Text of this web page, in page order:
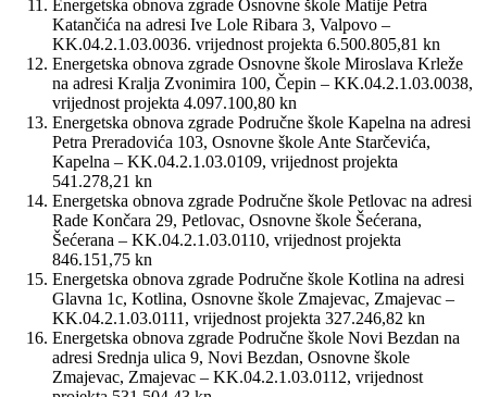
Energetska obnova zgrade Osnovne škole Matije Petra
Katančića na adresi Ive Lole Ribara 3, Valpovo –
KK.04.2.1.03.0036. vrijednost projekta 6.500.805,81 kn
Energetska obnova zgrade Osnovne škole Miroslava Krleže
na adresi Kralja Zvonimira 100, Čepin – KK.04.2.1.03.0038,
vrijednost projekta 4.097.100,80 kn
Energetska obnova zgrade Područne škole Kapelna na adresi
Petra Preradovića 103, Osnovne škole Ante Starčevića,
Kapelna – KK.04.2.1.03.0109, vrijednost projekta
541.278,21 kn
Energetska obnova zgrade Područne škole Petlovac na adresi
Rade Končara 29, Petlovac, Osnovne škole Šećerana,
Šećerana – KK.04.2.1.03.0110, vrijednost projekta
846.151,75 kn
Energetska obnova zgrade Područne škole Kotlina na adresi
Glavna 1c, Kotlina, Osnovne škole Zmajevac, Zmajevac –
KK.04.2.1.03.0111, vrijednost projekta 327.246,82 kn
Energetska obnova zgrade Područne škole Novi Bezdan na
adresi Srednja ulica 9, Novi Bezdan, Osnovne škole
Zmajevac, Zmajevac – KK.04.2.1.03.0112, vrijednost